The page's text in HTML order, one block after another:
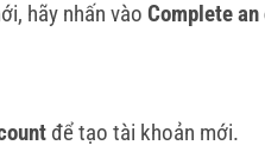
hãy nhấn vào Complete
để tạo tài khoản mới.